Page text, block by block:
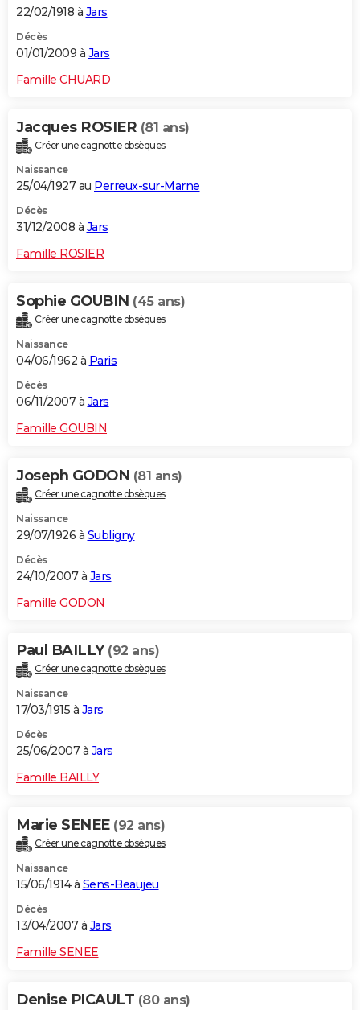
22/02/1918 à Jars
Décès
01/01/2009 à Jars
Famille CHUARD
Jacques ROSIER (81 ans)
Créer une cagnotte obsèques
Naissance
25/04/1927 au Perreux-sur-Marne
Décès
31/12/2008 à Jars
Famille ROSIER
Sophie GOUBIN (45 ans)
Créer une cagnotte obsèques
Naissance
04/06/1962 à Paris
Décès
06/11/2007 à Jars
Famille GOUBIN
Joseph GODON (81 ans)
Créer une cagnotte obsèques
Naissance
29/07/1926 à Subligny
Décès
24/10/2007 à Jars
Famille GODON
Paul BAILLY (92 ans)
Créer une cagnotte obsèques
Naissance
17/03/1915 à Jars
Décès
25/06/2007 à Jars
Famille BAILLY
Marie SENEE (92 ans)
Créer une cagnotte obsèques
Naissance
15/06/1914 à Sens-Beaujeu
Décès
13/04/2007 à Jars
Famille SENEE
Denise PICAULT (80 ans)